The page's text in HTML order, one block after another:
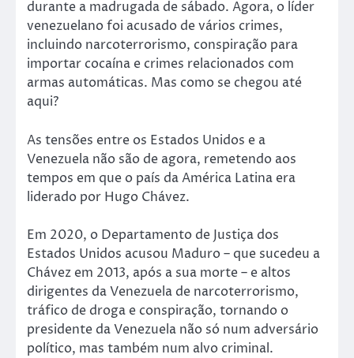
durante a madrugada de sábado. Agora, o líder
venezuelano foi acusado de vários crimes,
incluindo narcoterrorismo, conspiração para
importar cocaína e crimes relacionados com
armas automáticas. Mas como se chegou até
aqui?
As tensões entre os Estados Unidos e a
Venezuela não são de agora, remetendo aos
tempos em que o país da América Latina era
liderado por Hugo Chávez.
Em 2020, o Departamento de Justiça dos
Estados Unidos acusou Maduro – que sucedeu a
Chávez em 2013, após a sua morte – e altos
dirigentes da Venezuela de narcoterrorismo,
tráfico de droga e conspiração, tornando o
presidente da Venezuela não só num adversário
político, mas também num alvo criminal.